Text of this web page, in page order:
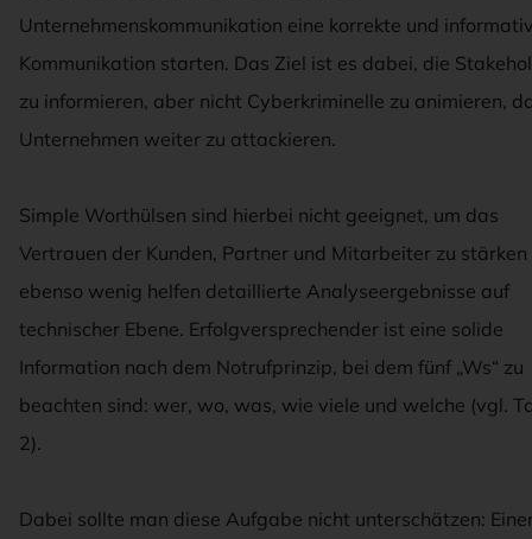
Unternehmenskommunikation eine korrekte und
Kommunikation starten. Das Ziel ist es dabei, die
zu informieren, aber nicht Cyberkriminelle zu animieren,
Unternehmen weiter zu attackieren.
Simple Worthülsen sind hierbei nicht geeignet, um das
Vertrauen der Kunden, Partner und Mitarbeiter zu stärken
ebenso wenig helfen detaillierte Analyseergebnisse auf
technischer Ebene. Erfolgversprechender ist eine solide
Information nach dem Notrufprinzip, bei dem fünf „Ws“ zu
beachten sind: wer, wo, was, wie viele und welche (vgl.
2).
Dabei sollte man diese Aufgabe nicht unterschätzen: